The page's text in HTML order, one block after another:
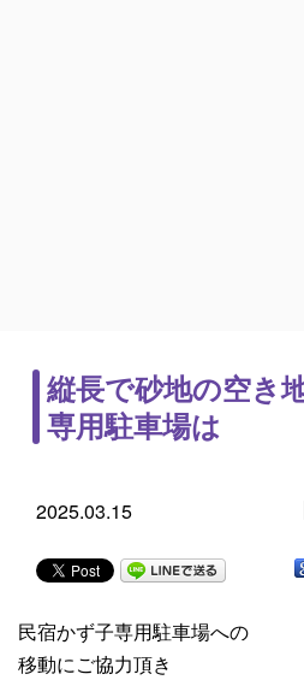
縦長で砂地の空き
専用駐車場は
2025.03.15
民宿かず子専用駐車場への
移動にご協力頂き